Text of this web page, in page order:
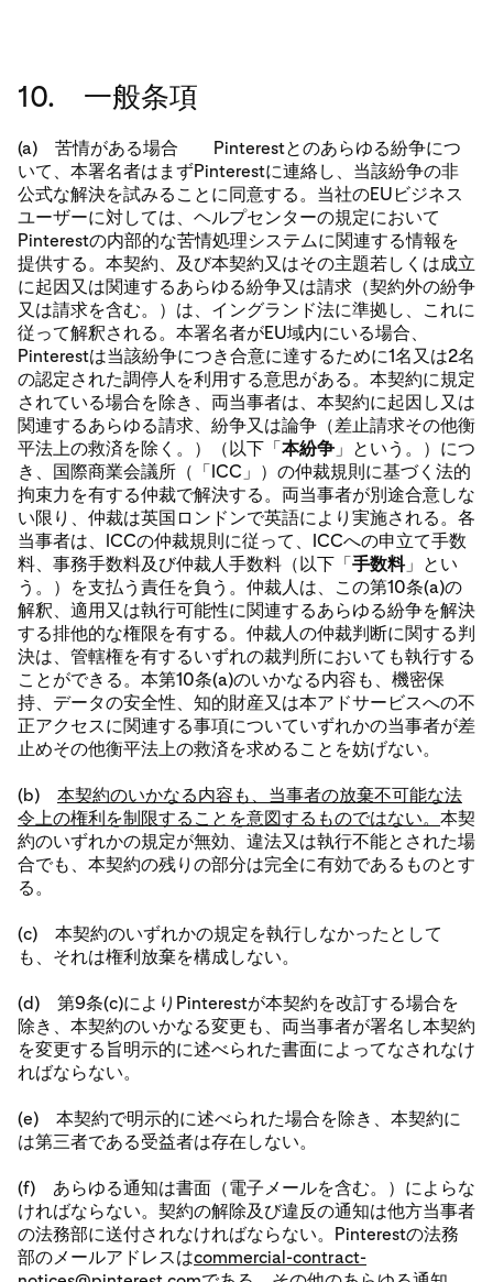
10. 一般条項
(a) 苦情がある場合 Pinterestとのあらゆる紛争につ
いて、本署名者はまずPinterestに連絡し、当該紛争の非
公式な解決を試みることに同意する。当社のEUビジネス
ユーザーに対しては、ヘルプセンターの規定において
Pinterestの内部的な苦情処理システムに関連する情報を
提供する。本契約、及び本契約又はその主題若しくは成立
に起因又は関連するあらゆる紛争又は請求（契約外の紛争
又は請求を含む。）は、イングランド法に準拠し、これに
従って解釈される。本署名者がEU域内にいる場合、
Pinterestは当該紛争につき合意に達するために1名又は2名
の認定された調停人を利用する意思がある。本契約に規定
されている場合を除き、両当事者は、本契約に起因し又は
関連するあらゆる請求、紛争又は論争（差止請求その他衡
平法上の救済を除く。）（以下「本紛争 」という。）につ
き、国際商業会議所（「ICC」）の仲裁規則に基づく法的
拘束力を有する仲裁で解決する。両当事者が別途合意しな
い限り、仲裁は英国ロンドンで英語により実施される。各
当事者は、ICCの仲裁規則に従って、ICCへの申立て手数
料、事務手数料及び仲裁人手数料（以下「手数料」とい
う。）を支払う責任を負う。仲裁人は、この第10条(a)の
解釈、適用又は執行可能性に関連するあらゆる紛争を解決
する排他的な権限を有する。仲裁人の仲裁判断に関する判
決は、管轄権を有するいずれの裁判所においても執行する
ことができる。本第10条(a)のいかなる内容も、機密保
持、データの安全性、知的財産又は本アドサービスへの不
正アクセスに関連する事項についていずれかの当事者が差
止めその他衡平法上の救済を求めることを妨げない。
(b) 本契約のいかなる内容も、当事者の放棄不可能な法
令上の権利を制限することを意図するものではない。 本契
約のいずれかの規定が無効、違法又は執行不能とされた場
合でも、本契約の残りの部分は完全に有効であるものとす
る。
(c) 本契約のいずれかの規定を執行しなかったとして
も、それは権利放棄を構成しない。
(d) 第9条(c)によりPinterestが本契約を改訂する場合を
除き、本契約のいかなる変更も、両当事者が署名し本契約
を変更する旨明示的に述べられた書面によってなされなけ
ればならない。
(e) 本契約で明示的に述べられた場合を除き、本契約に
は第三者である受益者は存在しない。
(f) あらゆる通知は書面（電子メールを含む。）によらな
ければならない。契約の解除及び違反の通知は他方当事者
の法務部に送付されなければならない。Pinterestの法務
部のメールアドレスはcommercial-contract-